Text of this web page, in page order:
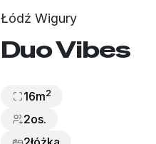
Łódź Wigury
Duo Vibes
16m2
2os.